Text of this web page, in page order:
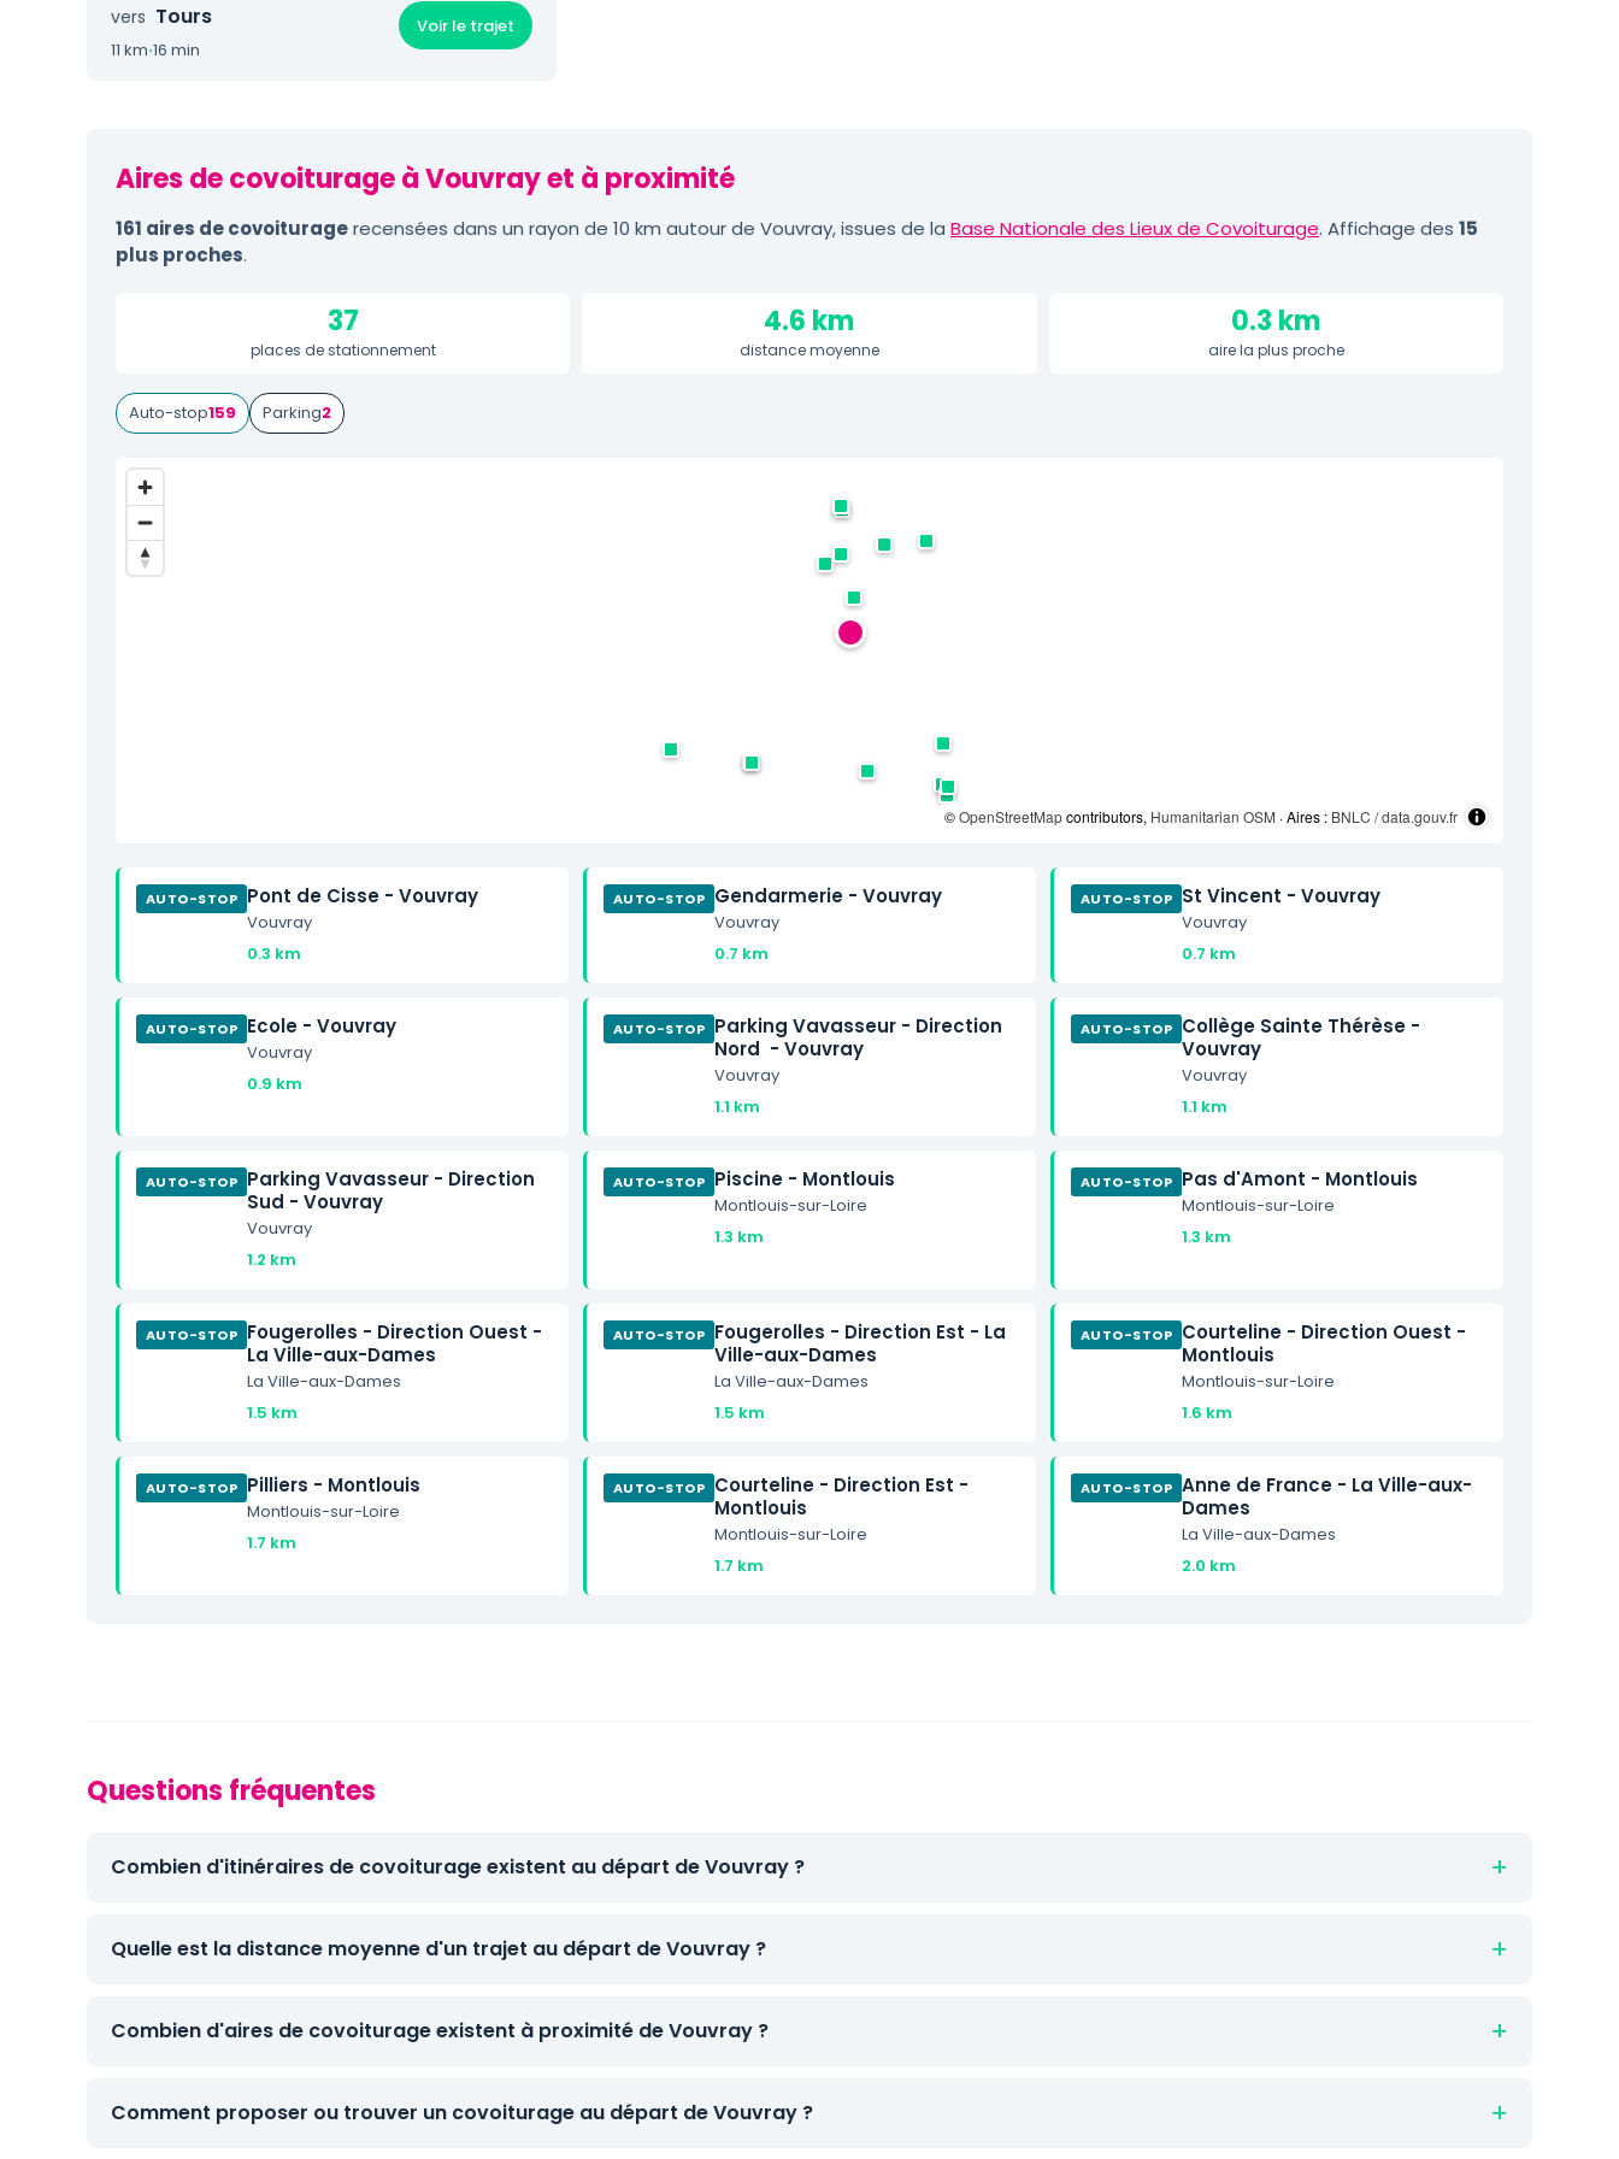
vers Tours
11 km·16 min
Voir le trajet
Aires de covoiturage à Vouvray et à proximité
161 aires de covoituragerecensées dans un rayon de 10 km autour de Vouvray, issues de la Base Nationale des Lieux de Covoiturage. Affichage des 15
plus proches.
37
places de stationnement
4.6 km
distance moyenne
0.3 km
aire la plus proche
Auto-stop159 Parking2
©OpenStreetMapcontributors, Humanitarian OSM · Aires : BNLC / data.gouv.fr
AUTO-STOP Pont de Cisse - Vouvray
Vouvray
0.3 km
AUTO-STOP Gendarmerie - Vouvray
Vouvray
0.7 km
AUTO-STOP St Vincent - Vouvray
Vouvray
0.7 km
AUTO-STOP Ecole - Vouvray
Vouvray
0.9 km
AUTO-STOP Parking Vavasseur - Direction
Nord - Vouvray
Vouvray
1.1 km
AUTO-STOP Collège Sainte Thérèse -
Vouvray
Vouvray
1.1 km
AUTO-STOP Parking Vavasseur - Direction
Sud - Vouvray
Vouvray
1.2 km
AUTO-STOP Piscine - Montlouis
Montlouis-sur-Loire
1.3 km
AUTO-STOP Pas d'Amont - Montlouis
Montlouis-sur-Loire
1.3 km
AUTO-STOP Fougerolles - Direction Ouest -
La Ville-aux-Dames
La Ville-aux-Dames
1.5 km
AUTO-STOP Fougerolles - Direction Est - La
Ville-aux-Dames
La Ville-aux-Dames
1.5 km
AUTO-STOP Courteline - Direction Ouest -
Montlouis
Montlouis-sur-Loire
1.6 km
AUTO-STOP Pilliers - Montlouis
Montlouis-sur-Loire
1.7 km
AUTO-STOP Courteline - Direction Est -
Montlouis
Montlouis-sur-Loire
1.7 km
AUTO-STOP Anne de France - La Ville-aux-
Dames
La Ville-aux-Dames
2.0 km
Questions fréquentes
Combien d'itinéraires de covoiturage existent au départ de Vouvray ?
Quelle est la distance moyenne d'un trajet au départ de Vouvray ?
Combien d'aires de covoiturage existent à proximité de Vouvray ?
Comment proposer ou trouver un covoiturage au départ de Vouvray ?